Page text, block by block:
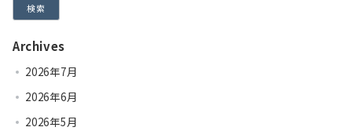
検索
Archives
2026年7月
2026年6月
2026年5月